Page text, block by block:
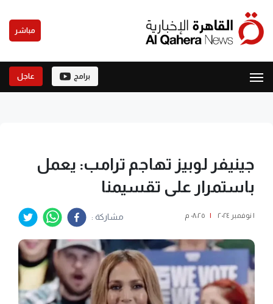
مباشر
برامج عاجل
جينيفر لوبيز تهاجم ترامب: يعمل
باستمرار على تقسيمنا
١ نوفمبر ٢٠٢٤ | ٠٨:٢٥ م مشاركة :